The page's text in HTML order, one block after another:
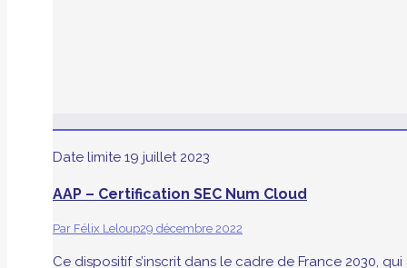
Date limite 19 juillet 2023
AAP – Certification SEC Num Cloud
Par Félix Leloup29 décembre 2022
Ce dispositif s’inscrit dans le cadre de France 2030,